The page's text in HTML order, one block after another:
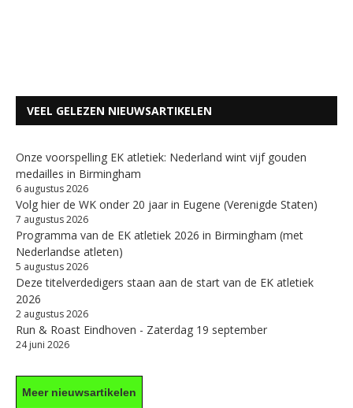
VEEL GELEZEN NIEUWSARTIKELEN
Onze voorspelling EK atletiek: Nederland wint vijf gouden
medailles in Birmingham
6 augustus 2026
Volg hier de WK onder 20 jaar in Eugene (Verenigde Staten)
7 augustus 2026
Programma van de EK atletiek 2026 in Birmingham (met
Nederlandse atleten)
5 augustus 2026
Deze titelverdedigers staan aan de start van de EK atletiek
2026
2 augustus 2026
Run & Roast Eindhoven - Zaterdag 19 september
24 juni 2026
Meer nieuwsartikelen